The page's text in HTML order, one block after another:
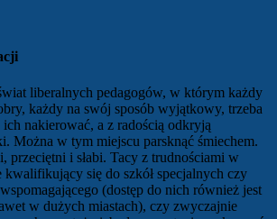
liberalnych pedagogów, w którym każdy
każdy na swój sposób wyjątkowy, trzeba
nakierować, a z radością odkryją
Można w tym miejscu parsknąć śmiechem.
przeciętni i słabi. Tacy z trudnościami w
kwalifikujący się do szkół specjalnych czy
(dostęp do nich również jest
w dużych miastach), czy zwyczajnie